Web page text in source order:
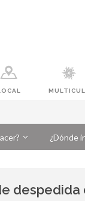
¿Dónde
despedida